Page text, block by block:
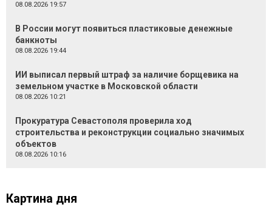
08.08.2026 19:57
В России могут появиться пластиковые денежные
банкноты
08.08.2026 19:44
ИИ выписал первый штраф за наличие борщевика на
земельном участке в Московской области
08.08.2026 10:21
Прокуратура Севастополя проверила ход
строительства и реконструкции социально значимых
объектов
08.08.2026 10:16
Картина дня